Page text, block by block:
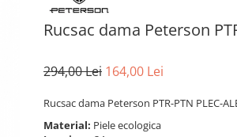
Rucsac dama Peterson
294,00 Lei 164,00 Lei
Rucsac dama Peterson PTR-PTN PLEC-
Material: Piele ecologica